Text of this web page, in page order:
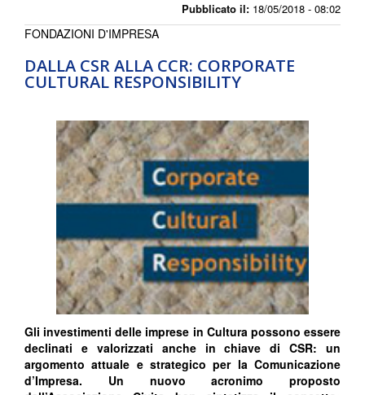
Pubblicato il: 18/05/2018 - 08:02
DALLA CSR ALLA CCR: CORPORATE
CULTURAL RESPONSIBILITY
FONDAZIONI D'IMPRESA
Gli investimenti delle imprese in Cultura possono essere
declinati e valorizzati anche in chiave di CSR: un
argomento attuale e strategico per la Comunicazione
d’Impresa. Un nuovo acronimo proposto